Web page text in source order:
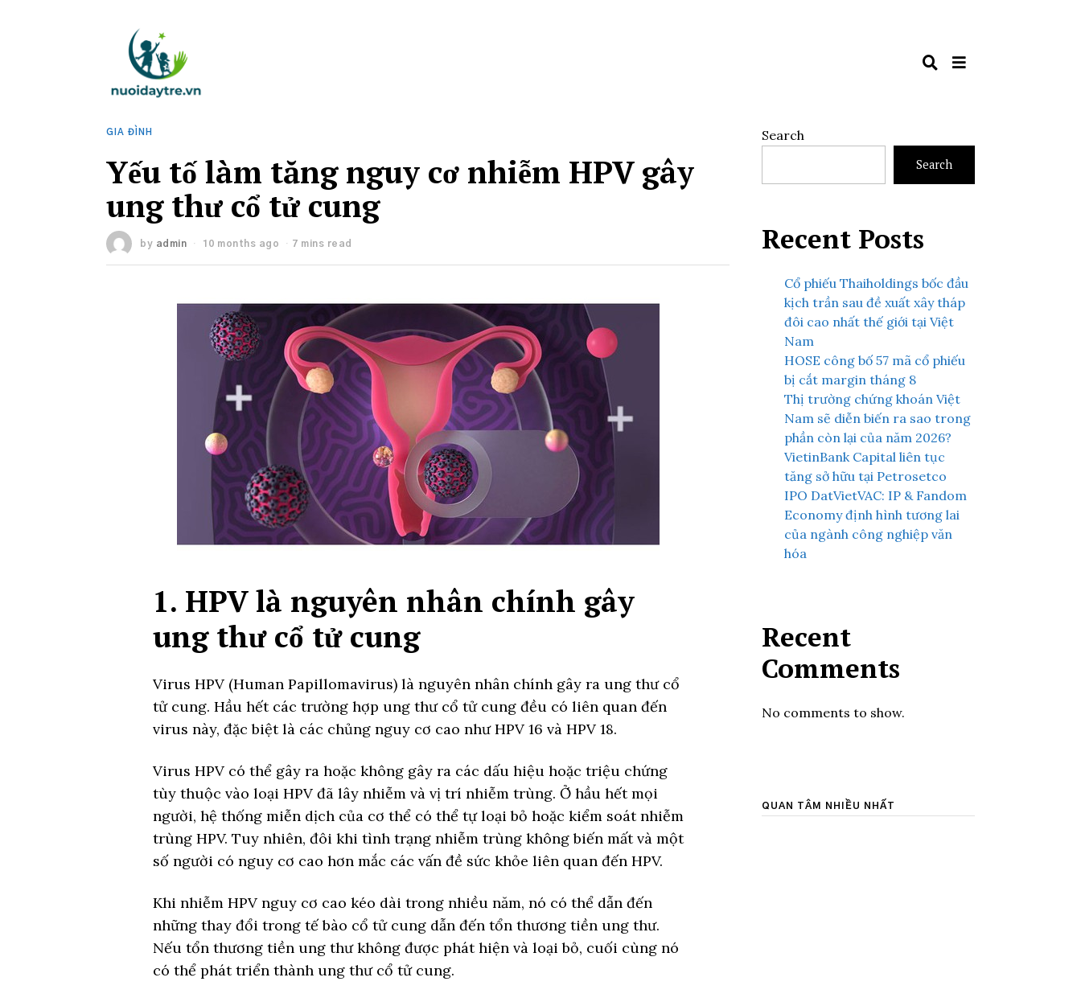
GIA ĐÌNH
Yếu tố làm tăng nguy cơ nhiễm HPV gây
ung thư cổ tử cung
by admin 10 months ago 7 mins read
1. HPV là nguyên nhân chính gây
ung thư cổ tử cung
Virus HPV (Human Papillomavirus) là nguyên nhân chính gây ra ung thư cổ
tử cung. Hầu hết các trường hợp ung thư cổ tử cung đều có liên quan đến
virus này, đặc biệt là các chủng nguy cơ cao như HPV 16 và HPV 18.
Virus HPV có thể gây ra hoặc không gây ra các dấu hiệu hoặc triệu chứng
tùy thuộc vào loại HPV đã lây nhiễm và vị trí nhiễm trùng. Ở hầu hết mọi
người, hệ thống miễn dịch của cơ thể có thể tự loại bỏ hoặc kiểm soát nhiễm
trùng HPV. Tuy nhiên, đôi khi tình trạng nhiễm trùng không biến mất và một
số người có nguy cơ cao hơn mắc các vấn đề sức khỏe liên quan đến HPV.
Khi nhiễm HPV nguy cơ cao kéo dài trong nhiều năm, nó có thể dẫn đến
những thay đổi trong tế bào cổ tử cung dẫn đến tổn thương tiền ung thư.
Nếu tổn thương tiền ung thư không được phát hiện và loại bỏ, cuối cùng nó
có thể phát triển thành ung thư cổ tử cung.
Search
Search
Recent Posts
Cổ phiếu Thaiholdings bốc đầu
kịch trần sau đề xuất xây tháp
đôi cao nhất thế giới tại Việt
Nam
HOSE công bố 57 mã cổ phiếu
bị cắt margin tháng 8
Thị trường chứng khoán Việt
Nam sẽ diễn biến ra sao trong
phần còn lại của năm 2026?
VietinBank Capital liên tục
tăng sở hữu tại Petrosetco
IPO DatVietVAC: IP & Fandom
Economy định hình tương lai
của ngành công nghiệp văn
hóa
Recent
Comments
No comments to show.
QUAN TÂM NHIỀU NHẤT